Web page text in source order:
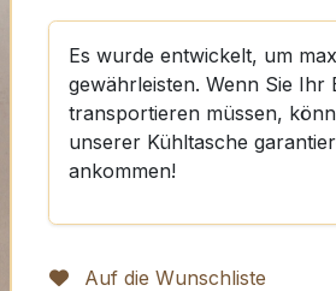
Es wurde entwickelt, um
gewährleisten. Wenn Sie Ihr
transportieren müssen,
unserer Kühltasche
ankommen!
Auf die Wunschliste